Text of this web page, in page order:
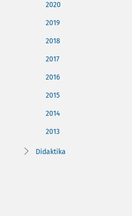
2020
2019
2018
2017
2016
2015
2014
2013
Didaktika